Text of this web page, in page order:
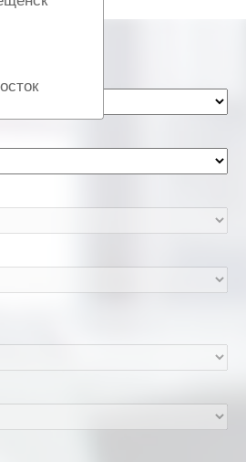
Москва и Московская область